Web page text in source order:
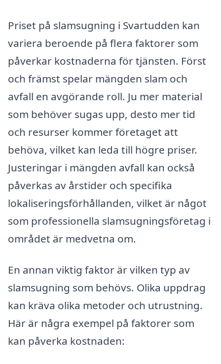
Priset på slamsugning i Svartudden kan
variera beroende på flera faktorer som
påverkar kostnaderna för tjänsten. Först
och främst spelar mängden slam och
avfall en avgörande roll. Ju mer material
som behöver sugas upp, desto mer tid
och resurser kommer företaget att
behöva, vilket kan leda till högre priser.
Justeringar i mängden avfall kan också
påverkas av årstider och specifika
lokaliseringsförhållanden, vilket är något
som professionella slamsugningsföretag i
området är medvetna om.
En annan viktig faktor är vilken typ av
slamsugning som behövs. Olika uppdrag
kan kräva olika metoder och utrustning.
Här är några exempel på faktorer som
kan påverka kostnaden: